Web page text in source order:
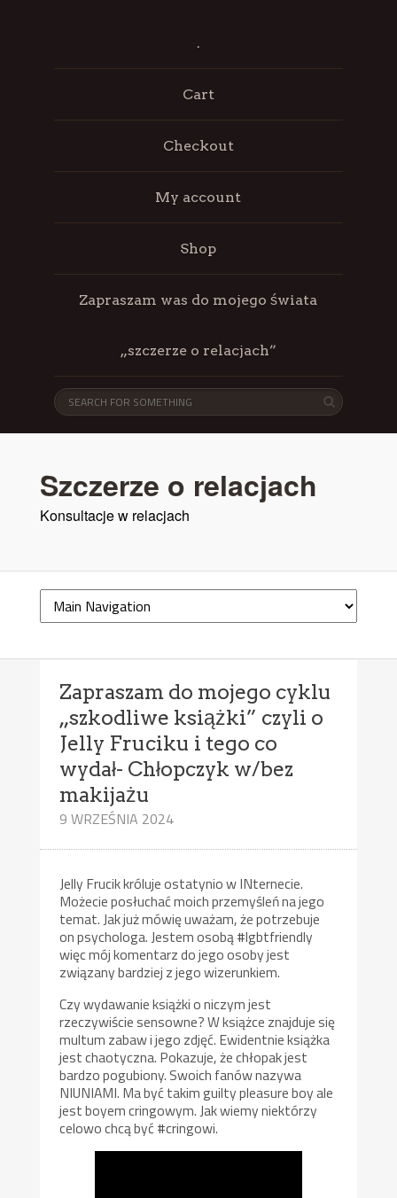
.
Cart
Checkout
My account
Shop
Zapraszam was do mojego świata
„szczerze o relacjach”
Szczerze o relacjach
Konsultacje w relacjach
Zapraszam do mojego cyklu
„szkodliwe książki” czyli o
Jelly Fruciku i tego co
wydał- Chłopczyk w/bez
makijażu
9 WRZEŚNIA 2024
Jelly Frucik króluje ostatynio w INternecie.
Możecie posłuchać moich przemyśleń na jego
temat. Jak już mówię uważam, że potrzebuje
on psychologa. Jestem osobą #lgbtfriendly
więc mój komentarz do jego osoby jest
związany bardziej z jego wizerunkiem.
Czy wydawanie książki o niczym jest
rzeczywiście sensowne? W książce znajduje się
multum zabaw i jego zdjęć. Ewidentnie książka
jest chaotyczna. Pokazuje, że chłopak jest
bardzo pogubiony. Swoich fanów nazywa
NIUNIAMI. Ma być takim guilty pleasure boy ale
jest boyem cringowym. Jak wiemy niektórzy
celowo chcą być #cringowi.